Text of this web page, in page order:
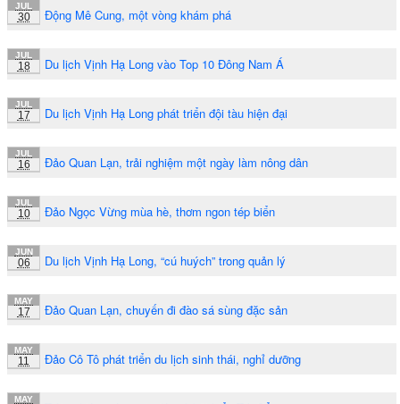
JUL
30 Động Mê Cung, một vòng khám phá
JUL
18 Du lịch Vịnh Hạ Long vào Top 10 Đông Nam Á
JUL
17 Du lịch Vịnh Hạ Long phát triển đội tàu hiện đại
JUL
16 Đảo Quan Lạn, trải nghiệm một ngày làm nông dân
JUL
10 Đảo Ngọc Vừng mùa hè, thơm ngon tép biển
JUN
06 Du lịch Vịnh Hạ Long, “cú huých” trong quản lý
MAY
17 Đảo Quan Lạn, chuyến đi đào sá sùng đặc sản
MAY
11 Đảo Cô Tô phát triển du lịch sinh thái, nghỉ dưỡng
MAY